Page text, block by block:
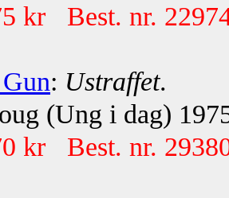
kr Best. nr.
: Ustraffet.
(Ung i dag)
kr Best. nr.